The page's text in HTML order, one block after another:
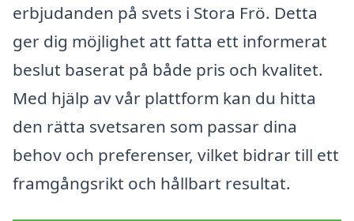
erbjudanden på svets i Stora Frö. Detta
ger dig möjlighet att fatta ett informerat
beslut baserat på både pris och kvalitet.
Med hjälp av vår plattform kan du hitta
den rätta svetsaren som passar dina
behov och preferenser, vilket bidrar till ett
framgångsrikt och hållbart resultat.